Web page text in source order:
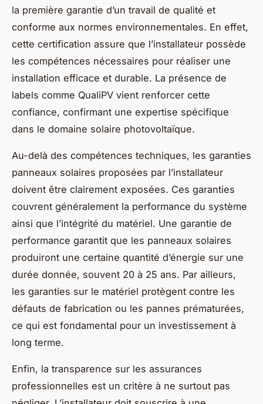
la première garantie d’un travail de qualité et
conforme aux normes environnementales. En effet,
cette certification assure que l’installateur possède
les compétences nécessaires pour réaliser une
installation efficace et durable. La présence de
labels comme QualiPV vient renforcer cette
confiance, confirmant une expertise spécifique
dans le domaine solaire photovoltaïque.
Au-delà des compétences techniques, les garanties
panneaux solaires proposées par l’installateur
doivent être clairement exposées. Ces garanties
couvrent généralement la performance du système
ainsi que l’intégrité du matériel. Une garantie de
performance garantit que les panneaux solaires
produiront une certaine quantité d’énergie sur une
durée donnée, souvent 20 à 25 ans. Par ailleurs,
les garanties sur le matériel protègent contre les
défauts de fabrication ou les pannes prématurées,
ce qui est fondamental pour un investissement à
long terme.
Enfin, la transparence sur les assurances
professionnelles est un critère à ne surtout pas